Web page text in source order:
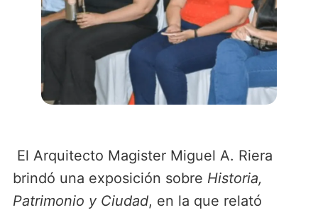
El Arquitecto Magister Miguel A. Riera
brindó una exposición sobre Historia,
Patrimonio y Ciudad, en la que relató